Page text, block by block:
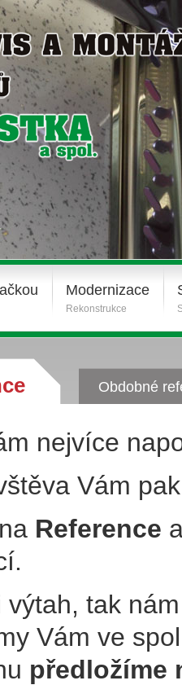
Modernizace
Rekonstrukce
Obdobné
nejvíce
Vám
Reference
výtah, tak
Vám ve
předložíme